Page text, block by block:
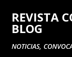
REVISTA
BLOG
NOTICIAS,